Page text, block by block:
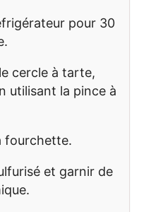
pour 30
cercle à tarte,
utilisant la pince à
fourchette.
et garnir de